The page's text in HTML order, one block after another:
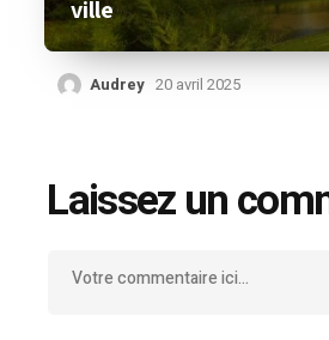
ville
Audrey 20 avril 2025
Laissez un